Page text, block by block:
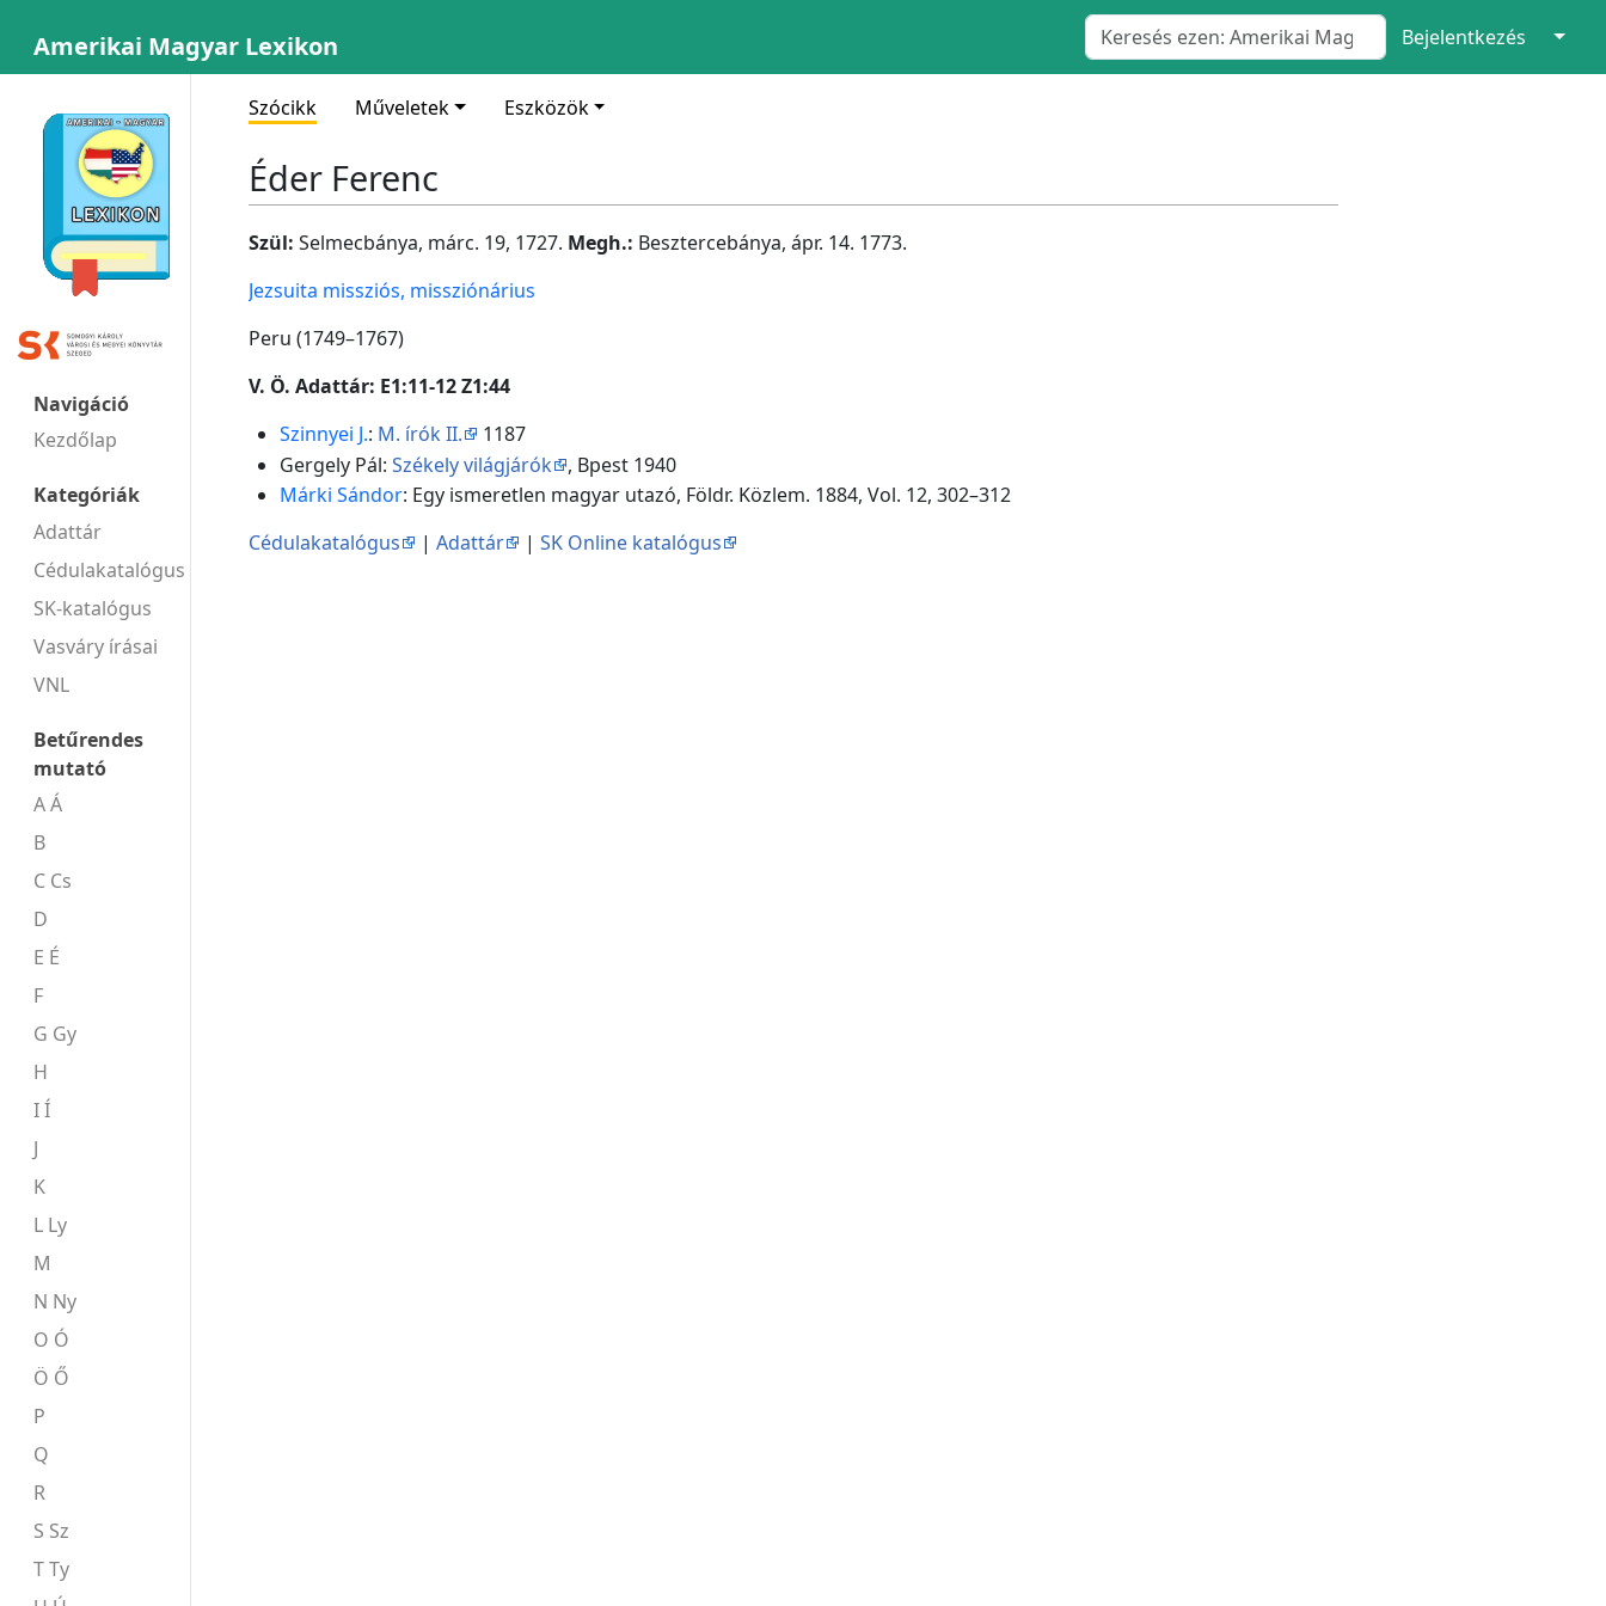
Amerikai Magyar Lexikon Bejelentkezés ↓
Navigáció
Kezdőlap
Kategóriák
Adattár
Cédulakatalógus
SK-katalógus
Vasváry írásai
VNL
Betűrendes
mutató
A Á
B
C Cs
D
E É
F
G Gy
H
I Í
J
K
L Ly
M
N Ny
O Ó
Ö Ő
P
Q
R
S Sz
T Ty
Szócikk Műveletek Eszközök
Éder Ferenc
Szül: Selmecbánya, márc. 19, 1727. Megh.: Besztercebánya, ápr. 14. 1773.
Jezsuita missziós, missziónárius
Peru (1749–1767)
V. Ö. Adattár: E1:11-12 Z1:44
Szinnyei J.: M. írók II.
1187
Gergely Pál: Székely világjárók
, Bpest 1940
Márki Sándor: Egy ismeretlen magyar utazó, Földr. Közlem. 1884, Vol. 12, 302–312
Cédulakatalógus
| Adattár | SK Online katalógus